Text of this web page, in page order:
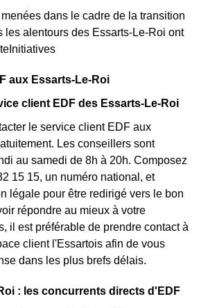
dans le cadre de la transition
les alentours des Essarts-Le-Roi ont
aux Essarts-Le-Roi
client EDF des Essarts-Le-Roi
le service client EDF aux
Les conseillers sont
au samedi de 8h à 20h. Composez
15 15, un numéro national, et
légale pour être redirigé vers le bon
répondre au mieux à votre
il est préférable de prendre contact à
client l'Essartois afin de vous
dans les plus brefs délais.
: les concurrents directs d'EDF